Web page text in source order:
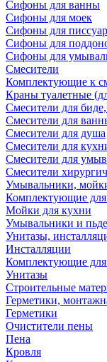
Сифоны для ванны
Сифоны для моек
Сифоны для
Сифоны для
Сифоны для
Смесители
Комплектующие к
Краны туалетные
Смесители для
Смесители для
Смесители для душа
Смесители для
Смесители для
Смесители
Умывальники,
Комплектующие
Мойки для кухни
Умывальники и
Унитазы,
Инсталляции
Комплектующие для
Унитазы
Строительные
Герметики,
Герметики
Очистители пены
Пена
Кровля